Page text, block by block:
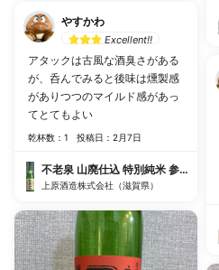
やすかわ
Excellent!!
アタックは古風な酒臭さがある
が、呑んでみると後味は燻製感
がありつつのマイルド感があっ
てとてもよい
乾杯数：1 投稿日：2月7日
不老泉 山廃仕込 特別純米 参年熟成
上原酒造株式会社（滋賀県）